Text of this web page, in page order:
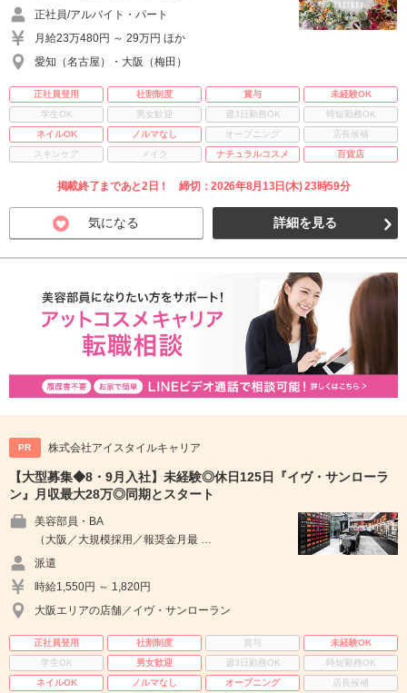
正社員/アルバイト・パート
月給23万480円 ～ 29万円 ほか
愛知（名古屋）・大阪（梅田）
正社員登用 社割制度 賞与
未経験OK
学生OK
男女歓迎 週3日勤務OK
時短勤務OK
ネイルOK
ノルマなし オープニング
店長候補
スキンケア
メイク ナチュラルコスメ 百貨店
掲載終了まであと2日！ 締切：2026年8月13日(木) 23時59分
気になる 詳細を見る
PR 株式会社アイスタイルキャリア
【大型募集◆8・9月入社】未経験◎休日125日『イヴ・サンローラ
ン』月収最大28万◎同期とスタート
美容部員・BA
（大阪／大規模採用／報奨金月最 …
派遣
時給1,550円 ～ 1,820円
大阪エリアの店舗／イヴ・サンローラン
正社員登用 社割制度 賞与
未経験OK
学生OK
男女歓迎 週3日勤務OK
時短勤務OK
ネイルOK
ノルマなし オープニング 店長候補